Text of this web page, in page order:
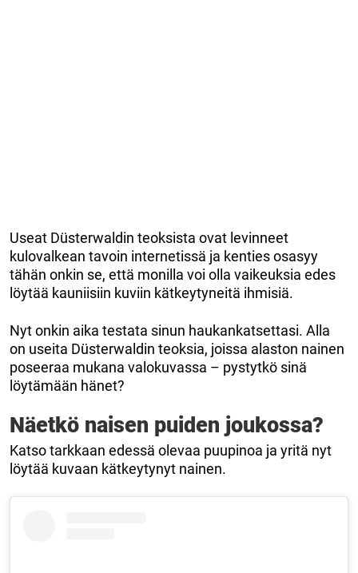
Useat Düsterwaldin teoksista ovat levinneet
kulovalkean tavoin internetissä ja kenties osasyy
tähän onkin se, että monilla voi olla vaikeuksia edes
löytää kauniisiin kuviin kätkeytyneitä ihmisiä.
Nyt onkin aika testata sinun haukankatsettasi. Alla
on useita Düsterwaldin teoksia, joissa alaston nainen
poseeraa mukana valokuvassa – pystytkö sinä
löytämään hänet?
Näetkö naisen puiden joukossa?
Katso tarkkaan edessä olevaa puupinoa ja yritä nyt
löytää kuvaan kätkeytynyt nainen.